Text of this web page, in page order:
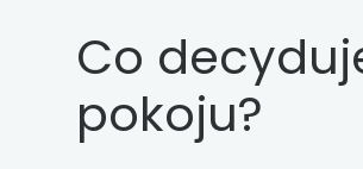
Co
pokoju?